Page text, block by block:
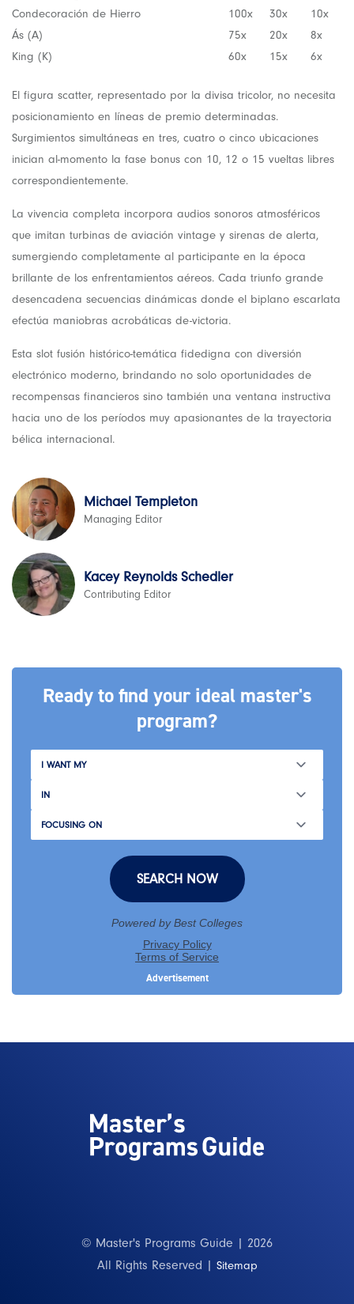
Condecoración de Hierro
100x 30x
10x
Ás (A)
75x 20x
8x
King (K)
60x 15x 6x
El figura scatter, representado por la divisa tricolor, no necesita
posicionamiento en líneas de premio determinadas.
Surgimientos simultáneas en tres, cuatro o cinco ubicaciones
inician al-momento la fase bonus con 10, 12 o 15 vueltas libres
correspondientemente.
La vivencia completa incorpora audios sonoros atmosféricos
que imitan turbinas de aviación vintage y sirenas de alerta,
sumergiendo completamente al participante en la época
brillante de los enfrentamientos aéreos. Cada triunfo grande
desencadena secuencias dinámicas donde el biplano escarlata
efectúa maniobras acrobáticas de-victoria.
Esta slot fusión histórico-temática fidedigna con diversión
electrónico moderno, brindando no solo oportunidades de
recompensas financieros sino también una ventana instructiva
hacia uno de los períodos muy apasionantes de la trayectoria
bélica internacional.
Michael Templeton
Managing Editor
Kacey Reynolds Schedler
Contributing Editor
Ready to find your ideal master's
program?
© Master's Programs Guide | 2026
All Rights Reserved | Sitemap